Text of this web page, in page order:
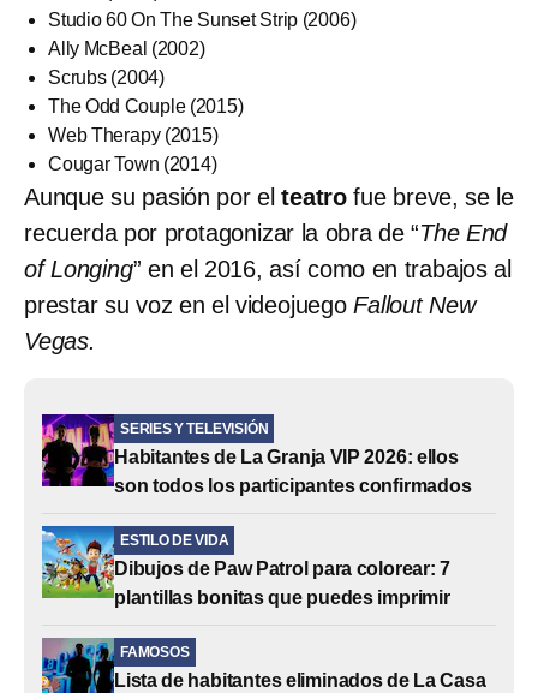
Studio 60 On The Sunset Strip (2006)
Ally McBeal (2002)
Scrubs (2004)
The Odd Couple (2015)
Web Therapy (2015)
Cougar Town (2014)
Aunque su pasión por elteatrofue breve, se le
recuerda por protagonizar la obra de “The End
of Longing” en el 2016, así como en trabajos al
prestar su voz en el videojuegoFallout New
Vegas.
SERIES Y TELEVISIÓN
Habitantes de La Granja VIP 2026: ellos
son todos los participantes confirmados
ESTILO DE VIDA
Dibujos de Paw Patrol para colorear: 7
plantillas bonitas que puedes imprimir
FAMOSOS
Lista de habitantes eliminados de La Casa